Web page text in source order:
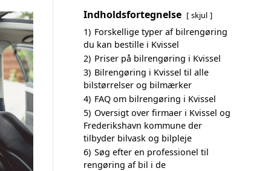
Indholdsfortegnelse skjul
1) Forskellige typer af bilrengøring
du kan bestille i Kvissel
2) Priser på bilrengøring i Kvissel
3) Bilrengøring i Kvissel til alle
bilstørrelser og bilmærker
4) FAQ om bilrengøring i Kvissel
5) Oversigt over firmaer i Kvissel og
Frederikshavn kommune der
tilbyder bilvask og bilpleje
6) Søg efter en professionel til
rengøring af bil i de